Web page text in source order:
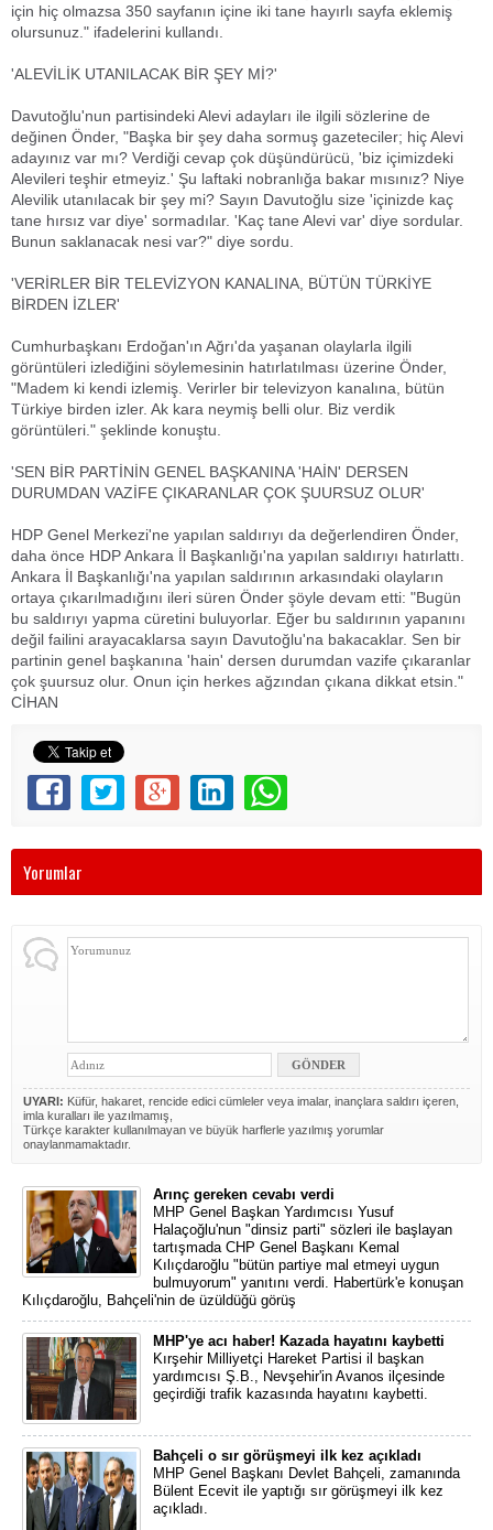
için hiç olmazsa 350 sayfanın içine iki tane hayırlı sayfa eklemiş
olursunuz." ifadelerini kullandı.
'ALEVİLİK UTANILACAK BİR ŞEY Mİ?'
Davutoğlu'nun partisindeki Alevi adayları ile ilgili sözlerine de
değinen Önder, "Başka bir şey daha sormuş gazeteciler; hiç Alevi
adayınız var mı? Verdiği cevap çok düşündürücü, 'biz içimizdeki
Alevileri teşhir etmeyiz.' Şu laftaki nobranlığa bakar mısınız? Niye
Alevilik utanılacak bir şey mi? Sayın Davutoğlu size 'içinizde kaç
tane hırsız var diye' sormadılar. 'Kaç tane Alevi var' diye sordular.
Bunun saklanacak nesi var?" diye sordu.
'VERİRLER BİR TELEVİZYON KANALINA, BÜTÜN TÜRKİYE
BİRDEN İZLER'
Cumhurbaşkanı Erdoğan'ın Ağrı'da yaşanan olaylarla ilgili
görüntüleri izlediğini söylemesinin hatırlatılması üzerine Önder,
"Madem ki kendi izlemiş. Verirler bir televizyon kanalına, bütün
Türkiye birden izler. Ak kara neymiş belli olur. Biz verdik
görüntüleri." şeklinde konuştu.
'SEN BİR PARTİNİN GENEL BAŞKANINA 'HAİN' DERSEN
DURUMDAN VAZİFE ÇIKARANLAR ÇOK ŞUURSUZ OLUR'
HDP Genel Merkezi'ne yapılan saldırıyı da değerlendiren Önder,
daha önce HDP Ankara İl Başkanlığı'na yapılan saldırıyı hatırlattı.
Ankara İl Başkanlığı'na yapılan saldırının arkasındaki olayların
ortaya çıkarılmadığını ileri süren Önder şöyle devam etti: "Bugün
bu saldırıyı yapma cüretini buluyorlar. Eğer bu saldırının yapanını
değil failini arayacaklarsa sayın Davutoğlu'na bakacaklar. Sen bir
partinin genel başkanına 'hain' dersen durumdan vazife çıkaranlar
çok şuursuz olur. Onun için herkes ağzından çıkana dikkat etsin."
CİHAN
Yorumlar
UYARI: Küfür, hakaret, rencide edici cümleler veya imalar, inançlara saldırı içeren,
imla kuralları ile yazılmamış,
Türkçe karakter kullanılmayan ve büyük harflerle yazılmış yorumlar
onaylanmamaktadır.
Arınç gereken cevabı verdi
MHP Genel Başkan Yardımcısı Yusuf
Halaçoğlu'nun "dinsiz parti" sözleri ile başlayan
tartışmada CHP Genel Başkanı Kemal
Kılıçdaroğlu "bütün partiye mal etmeyi uygun
bulmuyorum" yanıtını verdi. Habertürk'e konuşan
Kılıçdaroğlu, Bahçeli'nin de üzüldüğü görüş
MHP'ye acı haber! Kazada hayatını kaybetti
Kırşehir Milliyetçi Hareket Partisi il başkan
yardımcısı Ş.B., Nevşehir'in Avanos ilçesinde
geçirdiği trafik kazasında hayatını kaybetti.
Bahçeli o sır görüşmeyi ilk kez açıkladı
MHP Genel Başkanı Devlet Bahçeli, zamanında
Bülent Ecevit ile yaptığı sır görüşmeyi ilk kez
açıkladı.